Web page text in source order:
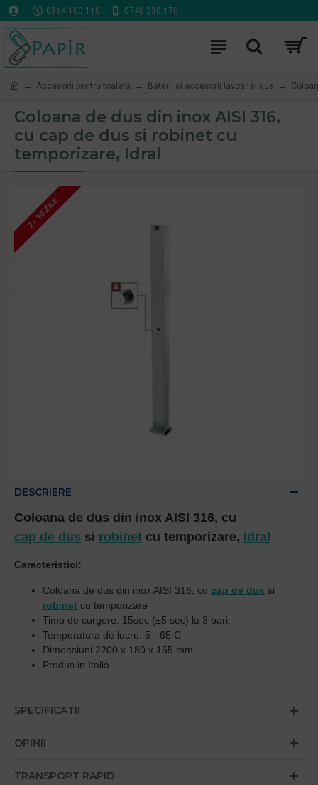
0314 100 110 0740 230 170
Accesorii pentru toaleta Baterii si accesorii lavoar si dus
Coloana de dus din inox AISI 316,
cu cap de dus si robinet cu
temporizare, Idral
7 - 10 ZILE
DESCRIERE
Coloana de dus din inox AISI 316, cu
cap de dus si robinet cu temporizare, Idral
Caracteristici:
Coloana de dus din inox AISI 316, cu cap de dus si
robinet cu temporizare
Timp de curgere: 15sec (±5 sec) la 3 bari,
Temperatura de lucru: 5 - 65 C
Dimensiuni 2200 x 180 x 155 mm.
Produs in Italia.
SPECIFICATII
OPINII
TRANSPORT RAPID